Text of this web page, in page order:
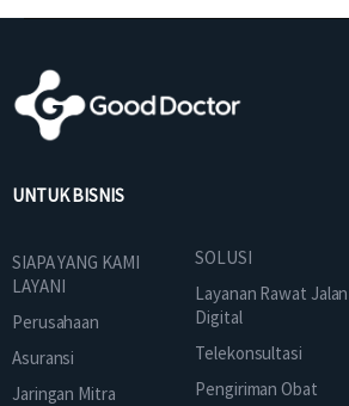
UNTUK BISNIS
SIAPA YANG KAMI
LAYANI
Perusahaan
Asuransi
Jaringan Mitra
SOLUSI
Layanan Rawat Jalan
Digital
Telekonsultasi
Pengiriman Obat